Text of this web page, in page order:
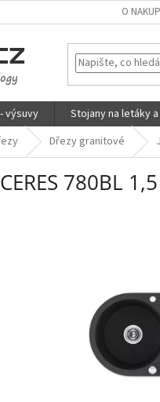
O
výsuvy Stojany na letáky
Dřezy granitové
CERES 780BL